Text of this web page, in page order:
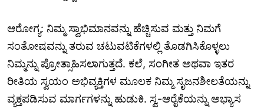
ಆರೋಗ್ಯ: ನಿಮ್ಮ ಸ್ವಾಭಿಮಾನವನ್ನು ಹೆಚ್ಚಿಸುವ ಮತ್ತು ನಿಮಗೆ
ಸಂತೋಷವನ್ನು ತರುವ ಚಟುವಟಿಕೆಗಳಲ್ಲಿ ತೊಡಗಿಸಿಕೊಳ್ಳಲು
ನಿಮ್ಮನ್ನು ಪ್ರೋತ್ಸಾಹಿಸಲಾಗುತ್ತದೆ. ಕಲೆ, ಸಂಗೀತ ಅಥವಾ ಇತರ
ರೀತಿಯ ಸ್ವಯಂ ಅಭಿವ್ಯಕ್ತಿಗಳ ಮೂಲಕ ನಿಮ್ಮ ಸೃಜನಶೀಲತೆಯನ್ನು
ವ್ಯಕ್ತಪಡಿಸುವ ಮಾರ್ಗಗಳನ್ನು ಹುಡುಕಿ. ಸ್ವ-ಆರೈಕೆಯನ್ನು ಅಭ್ಯಾಸ